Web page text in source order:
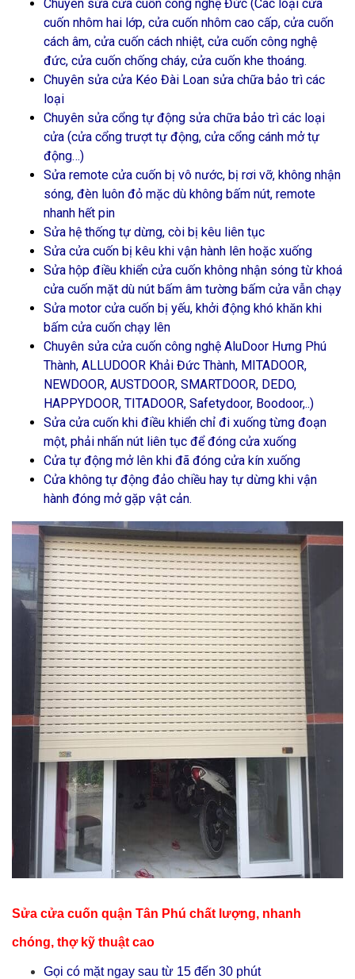
Chuyên sửa cửa cuốn công nghệ Đức (Các loại cửa
cuốn nhôm hai lớp, cửa cuốn nhôm cao cấp, cửa cuốn
cách âm, cửa cuốn cách nhiệt, cửa cuốn công nghệ
đức, cửa cuốn chống cháy, cửa cuốn khe thoáng.
Chuyên sửa cửa Kéo Đài Loan sửa chữa bảo trì các
loại
Chuyên sửa cổng tự động sửa chữa bảo trì các loại
cửa (cửa cổng trượt tự động, cửa cổng cánh mở tự
động…)
Sửa remote cửa cuốn bị vô nước, bị rơi vỡ, không nhận
sóng, đèn luôn đỏ mặc dù không bấm nút, remote
nhanh hết pin
Sửa hệ thống tự dừng, còi bị kêu liên tục
Sửa cửa cuốn bị kêu khi vận hành lên hoặc xuống
Sửa hộp điều khiển cửa cuốn không nhận sóng từ khoá
cửa cuốn mặt dù nút bấm âm tường bấm cửa vẫn chạy
Sửa motor cửa cuốn bị yếu, khởi động khó khăn khi
bấm cửa cuốn chạy lên
Chuyên sửa cửa cuốn công nghệ AluDoor Hưng Phú
Thành, ALLUDOOR Khải Đức Thành, MITADOOR,
NEWDOOR, AUSTDOOR, SMARTDOOR, DEDO,
HAPPYDOOR, TITADOOR, Safetydoor, Boodoor,..)
Sửa cửa cuốn khi điều khiển chỉ đi xuống từng đoạn
một, phải nhấn nút liên tục để đóng cửa xuống
Cửa tự động mở lên khi đã đóng cửa kín xuống
Cửa không tự động đảo chiều hay tự dừng khi vận
hành đóng mở gặp vật cản.
Sửa cửa cuốn quận Tân Phú chất lượng, nhanh
chóng, thợ kỹ thuật cao
Gọi có mặt ngay sau từ 15 đến 30 phút